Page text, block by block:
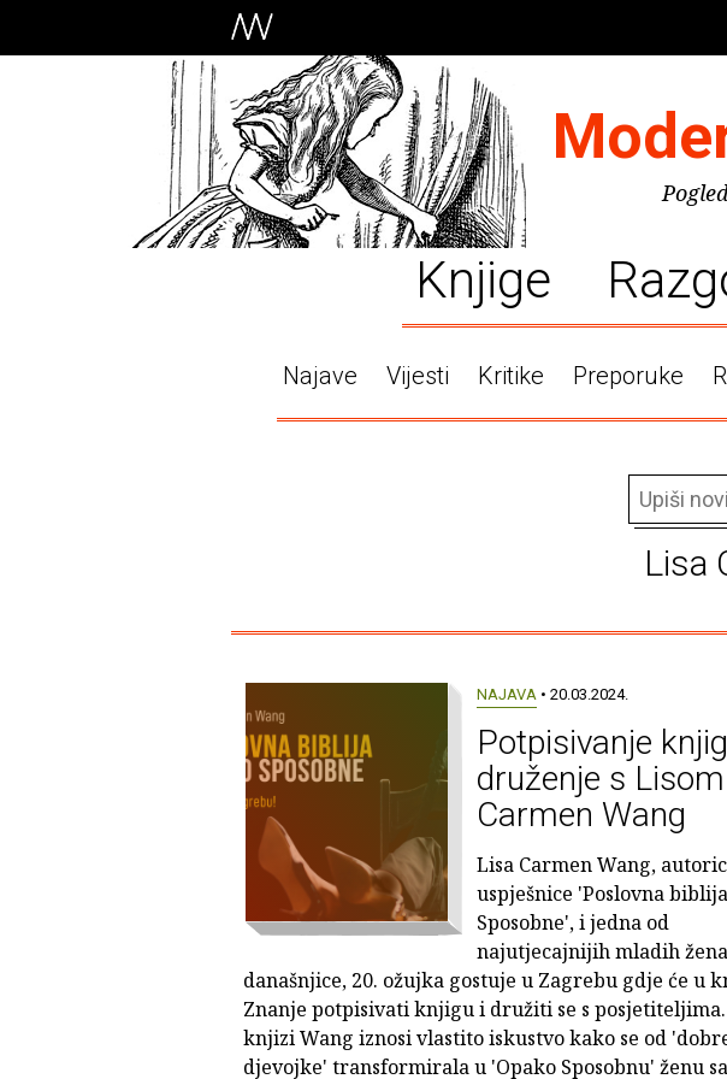
Knjige
Najave Vijesti Kritike Preporuke
Lisa
NAJAVA • 20.03.2024.
Potpisivanje
druženje s Lisom
Carmen Wang
Lisa Carmen Wang,
uspješnice 'Poslovna
Sposobne', i jedna od
najutjecajnijih mladih žena
današnjice, 20. ožujka gostuje u Zagrebu gdje će u
Znanje potpisivati knjigu i družiti se s
knjizi Wang iznosi vlastito iskustvo kako se od
djevojke' transformirala u 'Opako Sposobnu' ženu sa